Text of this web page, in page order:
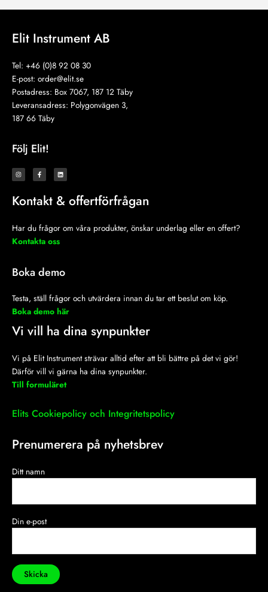
Elit Instrument AB
Tel: +46 (0)8 92 08 30
E-post: order@elit.se
Postadress: Box 7067, 187 12 Täby
Leveransadress: Polygonvägen 3,
187 66 Täby
Följ Elit!
I
n
s
a
g
r
F
a
c
o
o
f
L
i
n
e
d
i
Kontakt & offertförfrågan
Har du frågor om våra produkter, önskar underlag eller en offert?
Kontakta oss
Boka demo
Testa, ställ frågor och utvärdera innan du tar ett beslut om köp.
Boka demo här
Vi vill ha dina synpunkter
Vi på Elit Instrument strävar alltid efter att bli bättre på det vi gör!
Därför vill vi gärna ha dina synpunkter.
Till formuläret
Elits Cookiepolicy och Integritetspolicy
Prenumerera på nyhetsbrev
Ditt namn
Din e-post